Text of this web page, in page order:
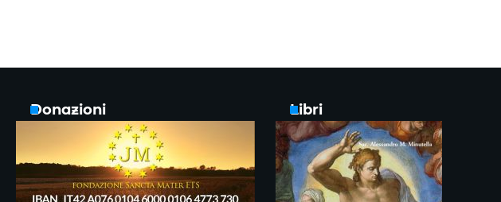
Donazioni Libri